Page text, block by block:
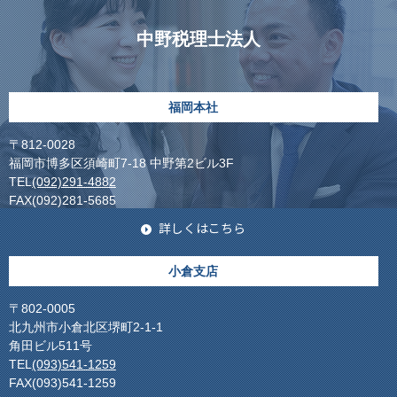
中野税理士法人
福岡本社
〒812-0028
福岡市博多区須崎町7-18 中野第2ビル3F
TEL(092)291-4882
FAX(092)281-5685
詳しくはこちら
小倉支店
〒802-0005
北九州市小倉北区堺町2-1-1
角田ビル511号
TEL(093)541-1259
FAX(093)541-1259